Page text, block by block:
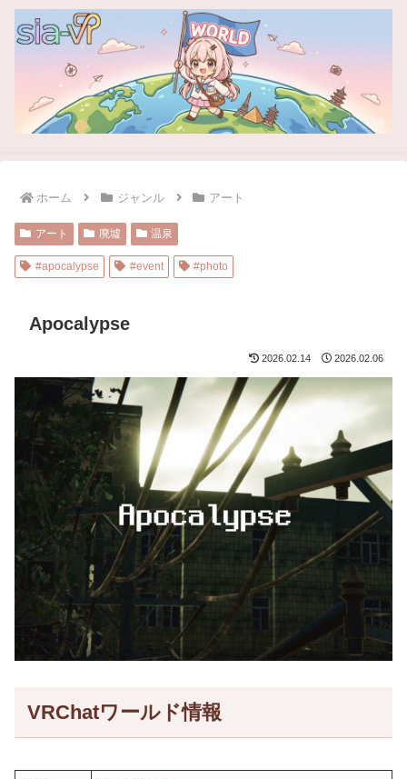
ホーム ジャンル アート
アート 廃墟 温泉
#apocalypse #event #photo
Apocalypse
2026.02.14 2026.02.06
VRChatワールド情報